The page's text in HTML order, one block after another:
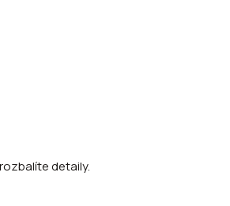
detaily.